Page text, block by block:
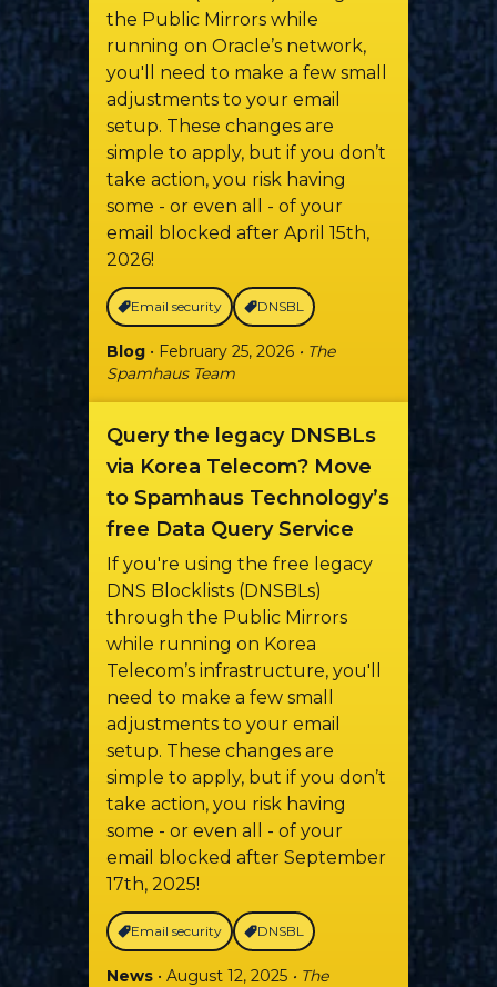
the Public Mirrors while
running on Oracle’s network,
you'll need to make a few small
adjustments to your email
setup. These changes are
simple to apply, but if you don’t
take action, you risk having
some - or even all - of your
email blocked after April 15th,
2026!
Email security DNSBL
Blog • February 25, 2026 • The
Spamhaus Team
Query the legacy DNSBLs
via Korea Telecom? Move
to Spamhaus Technology’s
free Data Query Service
If you're using the free legacy
DNS Blocklists (DNSBLs)
through the Public Mirrors
while running on Korea
Telecom’s infrastructure, you'll
need to make a few small
adjustments to your email
setup. These changes are
simple to apply, but if you don’t
take action, you risk having
some - or even all - of your
email blocked after September
17th, 2025!
Email security DNSBL
News • August 12, 2025 • The